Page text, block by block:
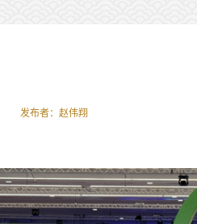
发布者：赵伟翔